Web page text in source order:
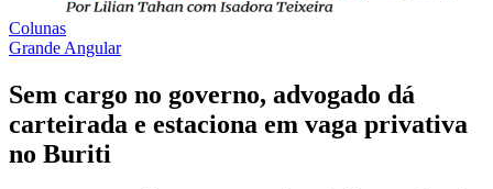
Colunas
Grande Angular
Sem cargo no governo, advogado dá
carteirada e estaciona em vaga privativa
no Buriti